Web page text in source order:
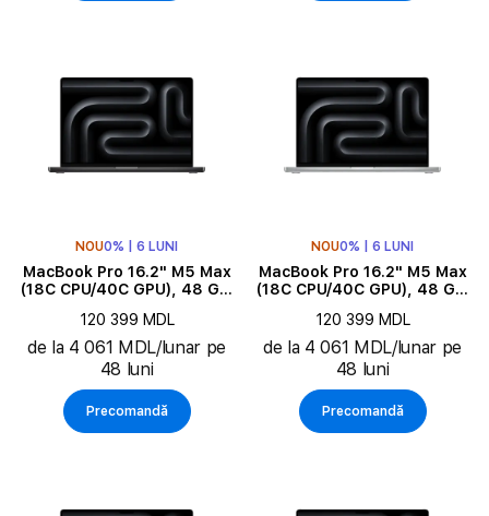
NOU0% | 6 LUNI
MacBook Pro 16.2" M5 Max
(18C CPU/40C GPU), 48 GB,
120 399 MDL
de la 4 061 MDL/lunar pe
48 luni
Precomandă
NOU0% | 6 LUNI
MacBook Pro 16.2" M5 Max
(18C CPU/40C GPU), 48 GB,
120 399 MDL
de la 4 061 MDL/lunar pe
48 luni
Precomandă